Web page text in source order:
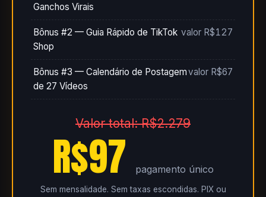
Ganchos Virais
Bônus #2 — Guia Rápido de TikTok
Shop
valor R$127
Bônus #3 — Calendário de Postagem
de 27 Vídeos
valor R$67
Valor total: R$2.279
R$97 pagamento único
Sem mensalidade. Sem taxas escondidas. PIX ou